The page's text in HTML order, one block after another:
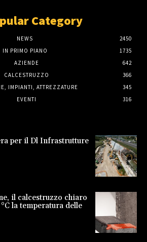
Category
NEWS
2450
IN PRIMO PIANO
1735
AZIENDE
642
CALCESTRUZZO
366
IMPIANTI, ATTREZZATURE
345
EVENTI
316
per il Dl Infrastrutture
il calcestruzzo chiaro
la temperatura delle